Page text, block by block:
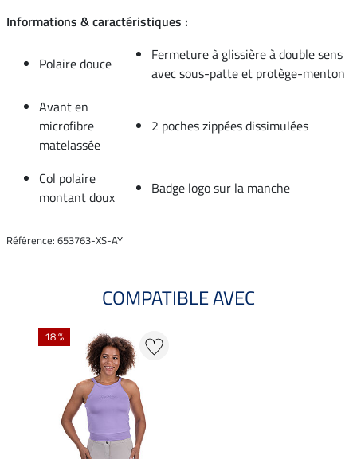
Informations & caractéristiques :
Polaire douce
Fermeture à glissière à double sens
avec sous-patte et protège-menton
Avant en
microfibre
matelassée
2 poches zippées dissimulées
Col polaire
montant doux
Badge logo sur la manche
Référence: 653763-XS-AY
COMPATIBLE AVEC
18 %